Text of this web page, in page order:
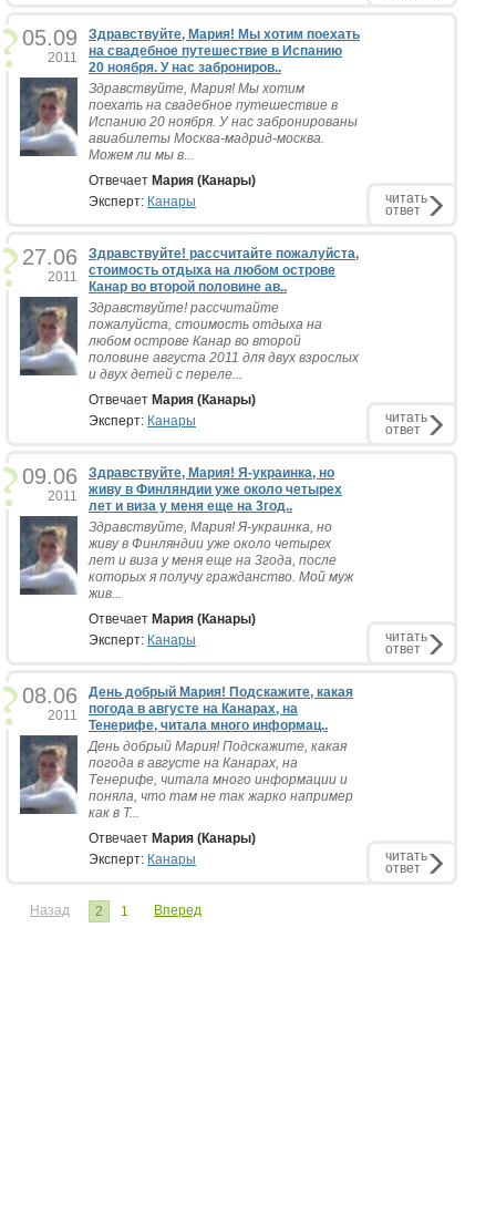
05.09
2011
Здравствуйте, Мария! Мы хотим поехать
на свадебное путешествие в Испанию
20 ноября. У нас заброниров..
Здравствуйте, Мария! Мы хотим
поехать на свадебное путешествие в
Испанию 20 ноября. У нас забронированы
авиабилеты Москва-мадрид-москва.
Можем ли мы в...
Отвечает Мария (Канары)
Эксперт: Канары читать
ответ
27.06
2011
Здравствуйте! рассчитайте пожалуйста,
стоимость отдыха на любом острове
Канар во второй половине ав..
Здравствуйте! рассчитайте
пожалуйста, стоимость отдыха на
любом острове Канар во второй
половине августа 2011 для двух взрослых
и двух детей с переле...
Отвечает Мария (Канары)
Эксперт: Канары читать
ответ
09.06
2011
Здравствуйте, Мария! Я-украинка, но
живу в Финляндии уже около четырех
лет и виза у меня еще на 3год..
Здравствуйте, Мария! Я-украинка, но
живу в Финляндии уже около четырех
лет и виза у меня еще на 3года, после
которых я получу гражданство. Мой муж
жив...
Отвечает Мария (Канары)
Эксперт: Канары читать
ответ
08.06
2011
День добрый Мария! Подскажите, какая
погода в августе на Канарах, на
Тенерифе, читала много информац..
День добрый Мария! Подскажите, какая
погода в августе на Канарах, на
Тенерифе, читала много информации и
поняла, что там не так жарко например
как в Т...
Отвечает Мария (Канары)
Эксперт: Канары читать
ответ
Назад 2 1 Вперед